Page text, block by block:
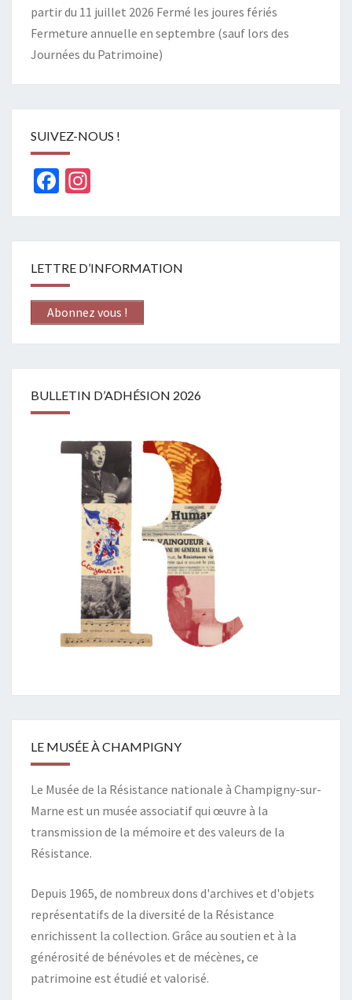
partir du 11 juillet 2026 Fermé les joures fériés
Fermeture annuelle en septembre (sauf lors des
Journées du Patrimoine)
SUIVEZ-NOUS !
Facebook
LETTRE D’INFORMATION
Abonnez vous !
BULLETIN D’ADHÉSION 2026
LE MUSÉE À CHAMPIGNY
Le Musée de la Résistance nationale à Champigny-sur-
Marne est un musée associatif qui œuvre à la
transmission de la mémoire et des valeurs de la
Résistance.
Depuis 1965, de nombreux dons d'archives et d'objets
représentatifs de la diversité de la Résistance
enrichissent la collection. Grâce au soutien et à la
générosité de bénévoles et de mécènes, ce
patrimoine est étudié et valorisé.